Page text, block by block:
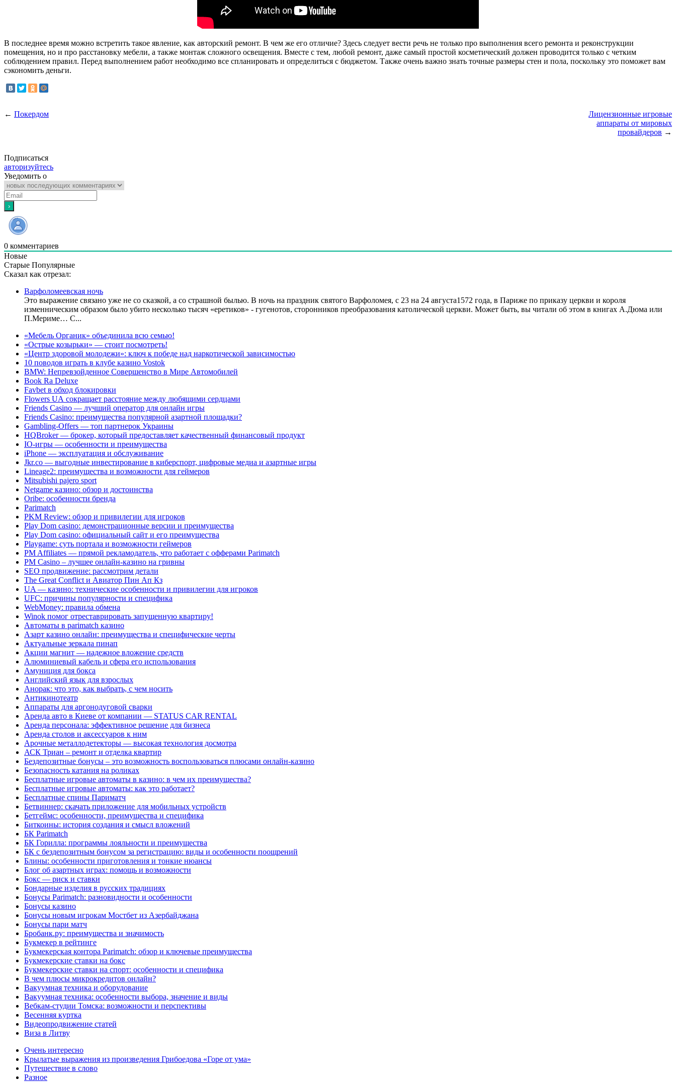
В последнее время можно встретить такое явление, как авторский ремонт. В чем же его отличие? Здесь следует вести речь не только про выполнения всего ремонта и реконструкции
помещения, но и про расстановку мебели, а также монтаж сложного освещения. Вместе с тем, любой ремонт, даже самый простой косметический должен проводится только с четким
соблюдением правил. Перед выполнением работ необходимо все спланировать и определиться с бюджетом. Также очень важно знать точные размеры стен и пола, поскольку это поможет вам
сэкономить деньги.
← Покердом
Лицензионные игровые
аппараты от мировых
провайдеров →
Подписаться
авторизуйтесь
Уведомить о
0 комментариев
Новые
Старые Популярные
Сказал как отрезал:
Варфоломеевская ночь
Это выражение связано уже не со сказкой, а со страшной былью. В ночь на праздник святого Варфоломея, с 23 на 24 августа1572 года, в Париже по приказу церкви и короля
изменническим образом было убито несколько тысяч «еретиков» - гугенотов, сторонников преобразования католической церкви. Может быть, вы читали об этом в книгах А.Дюма или
П.Мериме… С...
«Мебель Органик» объединила всю семью!
«Острые козырьки» — стоит посмотреть!
«Центр здоровой молодежи»: ключ к победе над наркотической зависимостью
10 поводов играть в клубе казино Vostok
BMW: Непревзойденное Совершенство в Мире Автомобилей
Book Ra Deluxe
Favbet в обход блокировки
Flowers UA сокращает расстояние между любящими сердцами
Friends Casino — лучший оператор для онлайн игры
Friends Casino: преимущества популярной азартной площадки?
Gambling-Offers — топ партнерок Украины
HQBroker — брокер, который предоставляет качественный финансовый продукт
IO-игры — особенности и преимущества
iPhone — эксплуатация и обслуживание
Jkr.co — выгодные инвестирование в киберспорт, цифровые медиа и азартные игры
Lineage2: преимущества и возможности для геймеров
Mitsubishi pajero sport
Netgame казино: обзор и достоинства
Oribe: особенности бренда
Parimatch
PKM Review: обзор и привилегии для игроков
Play Dom casino: демонстрационные версии и преимущества
Play Dom casino: официальный сайт и его преимущества
Playgame: суть портала и возможности геймеров
PM Affiliates — прямой рекламодатель, что работает с офферами Parimatch
PM Casino – лучшее онлайн-казино на гривны
SEO продвижение: рассмотрим детали
The Great Conflict и Авиатор Пин Ап Кз
UA — казино: технические особенности и привилегии для игроков
UFC: причины популярности и специфика
WebMoney: правила обмена
Winok помог отреставрировать запущенную квартиру!
Автоматы в parimatch казино
Азарт казино онлайн: преимущества и специфические черты
Актуальные зеркала пинап
Акции магнит — надежное вложение средств
Алюминиевый кабель и сфера его использования
Амуниция для бокса
Английский язык для взрослых
Анорак: что это, как выбрать, с чем носить
Антикинотеатр
Аппараты для аргонодуговой сварки
Аренда авто в Киеве от компании — STATUS CAR RENTAL
Аренда персонала: эффективное решение для бизнеса
Аренда столов и аксессуаров к ним
Арочные металлодетекторы — высокая технология досмотра
АСК Триан – ремонт и отделка квартир
Бездепозитные бонусы – это возможность воспользоваться плюсами онлайн-казино
Безопасность катания на роликах
Бесплатные игровые автоматы в казино: в чем их преимущества?
Бесплатные игровые автоматы: как это работает?
Бесплатные спины Париматч
Бетвиннер: скачать приложение для мобильных устройств
Бетгеймс: особенности, преимущества и специфика
Биткоины: история создания и смысл вложений
БК Parimatch
БК Горилла: программы лояльности и преимущества
БК с бездепозитным бонусом за регистрацию: виды и особенности поощрений
Блины: особенности приготовления и тонкие нюансы
Блог об азартных играх: помощь и возможности
Бокс — риск и ставки
Бондарные изделия в русских традициях
Бонусы Parimatch: разновидности и особенности
Бонусы казино
Бонусы новым игрокам Мостбет из Азербайджана
Бонусы пари матч
Бробанк.ру: преимущества и значимость
Букмекер в рейтинге
Букмекерская контора Parimatch: обзор и ключевые преимущества
Букмекерские ставки на бокс
Букмекерские ставки на спорт: особенности и специфика
В чем плюсы микрокредитов онлайн?
Вакуумная техника и оборудование
Вакуумная техника: особенности выбора, значение и виды
Вебкам-студии Томска: возможности и перспективы
Весенняя куртка
Видеопродвижение статей
Виза в Литву
Очень интересно
Крылатые выражения из произведения Грибоедова «Горе от ума»
Путешествие в слово
Разное